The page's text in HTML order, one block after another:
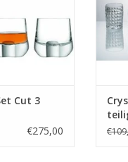
Cut 3
€275,00